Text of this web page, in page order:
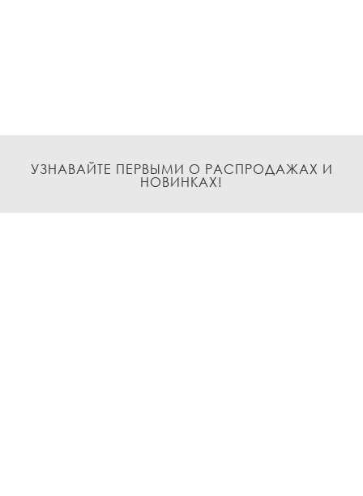
УЗНАВАЙТЕ ПЕРВЫМИ О РАСПРОДАЖАХ И
НОВИНКАХ!